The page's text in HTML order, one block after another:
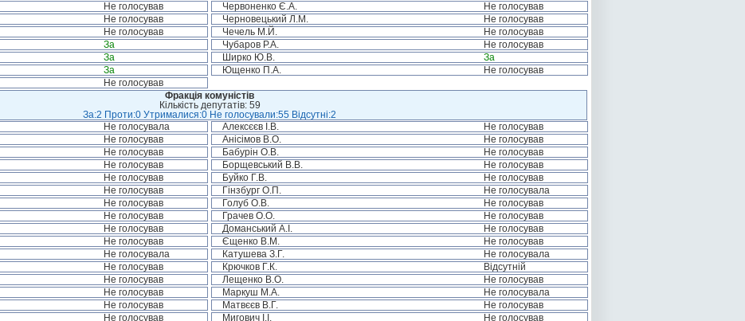
Не голосував Червоненко Є.А.
Не голосував
Не голосував Черновецький Л.М.
Не голосував
Не голосував Чечель М.Й.
Не голосував
За Чубаров Р.А.
Не голосував
За Ширко Ю.В.
За
За Ющенко П.А.
Не голосував
Не голосував
Фракція комуністів
Кількість депутатів: 59
За:2 Проти:0 Утрималися:0 Не голосували:55 Відсутні:2
Не голосувала Алексєєв І.В.
Не голосував
Не голосував Анісімов В.О.
Не голосував
Не голосував Бабурін О.В.
Не голосував
Не голосував Борщевський В.В.
Не голосував
Не голосував Буйко Г.В.
Не голосував
Не голосував Гінзбург О.П.
Не голосувала
Не голосував Голуб О.В.
Не голосував
Не голосував Грачев О.О.
Не голосував
Не голосував Доманський А.І.
Не голосував
Не голосував Єщенко В.М.
Не голосував
Не голосувала Катушева З.Г.
Не голосувала
Не голосував Крючков Г.К.
Відсутній
Не голосував Лещенко В.О.
Не голосував
Не голосував Маркуш М.А.
Не голосувала
Не голосував Матвєєв В.Г.
Не голосував
Не голосував Мигович І.І.
Не голосував